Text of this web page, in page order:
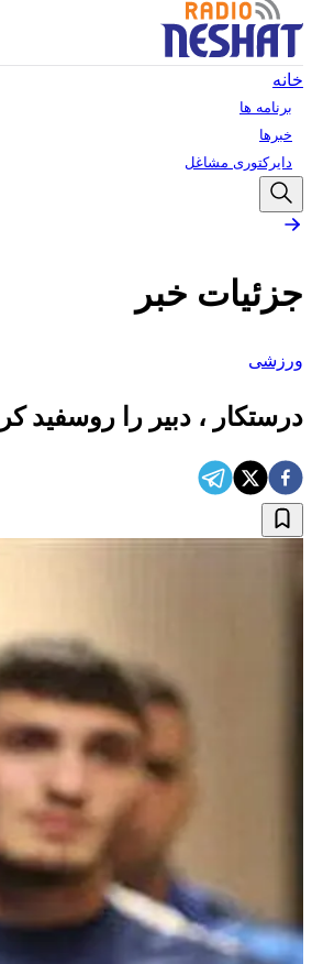
خانه
برنامه ها
خبرها
دایرکتوری مشاغل
جزئیات خبر
ورزشی
درستکار ، دبیر را روسفید